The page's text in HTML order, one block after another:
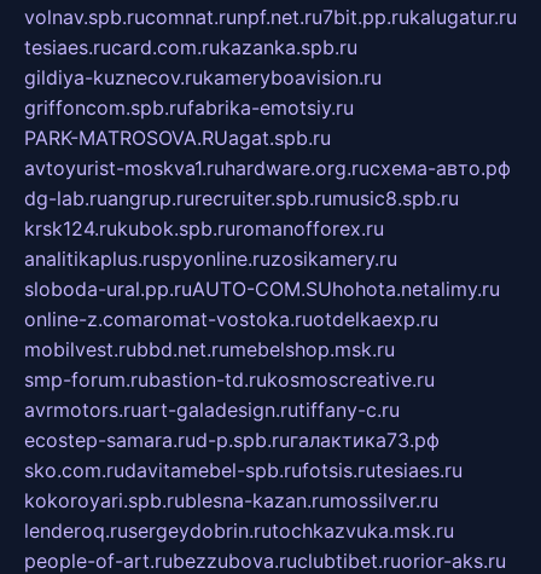
volnav.spb.rucomnat.runpf.net.ru7bit.pp.rukalugatur.ru
tesiaes.rucard.com.rukazanka.spb.ru
gildiya-kuznecov.rukameryboavision.ru
griffoncom.spb.rufabrika-emotsiy.ru
PARK-MATROSOVA.RUagat.spb.ru
avtoyurist-moskva1.ruhardware.org.ruсхема-авто.рф
dg-lab.ruangrup.rurecruiter.spb.rumusic8.spb.ru
krsk124.rukubok.spb.ruromanofforex.ru
analitikaplus.ruspyonline.ruzosikamery.ru
sloboda-ural.pp.ruAUTO-COM.SUhohota.netalimy.ru
online-z.comaromat-vostoka.ruotdelkaexp.ru
mobilvest.rubbd.net.rumebelshop.msk.ru
smp-forum.rubastion-td.rukosmoscreative.ru
avrmotors.ruart-galadesign.rutiffany-c.ru
ecostep-samara.rud-p.spb.ruгалактика73.рф
sko.com.rudavitamebel-spb.rufotsis.rutesiaes.ru
kokoroyari.spb.rublesna-kazan.rumossilver.ru
lenderoq.rusergeydobrin.rutochkazvuka.msk.ru
people-of-art.rubezzubova.ruclubtibet.ruorior-aks.ru